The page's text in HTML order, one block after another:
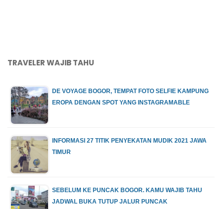
TRAVELER WAJIB TAHU
DE VOYAGE BOGOR, TEMPAT FOTO SELFIE KAMPUNG
EROPA DENGAN SPOT YANG INSTAGRAMABLE
INFORMASI 27 TITIK PENYEKATAN MUDIK 2021 JAWA
TIMUR
SEBELUM KE PUNCAK BOGOR. KAMU WAJIB TAHU
JADWAL BUKA TUTUP JALUR PUNCAK